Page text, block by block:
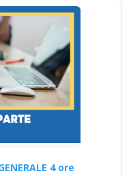
per il
e
Corso
4 ore